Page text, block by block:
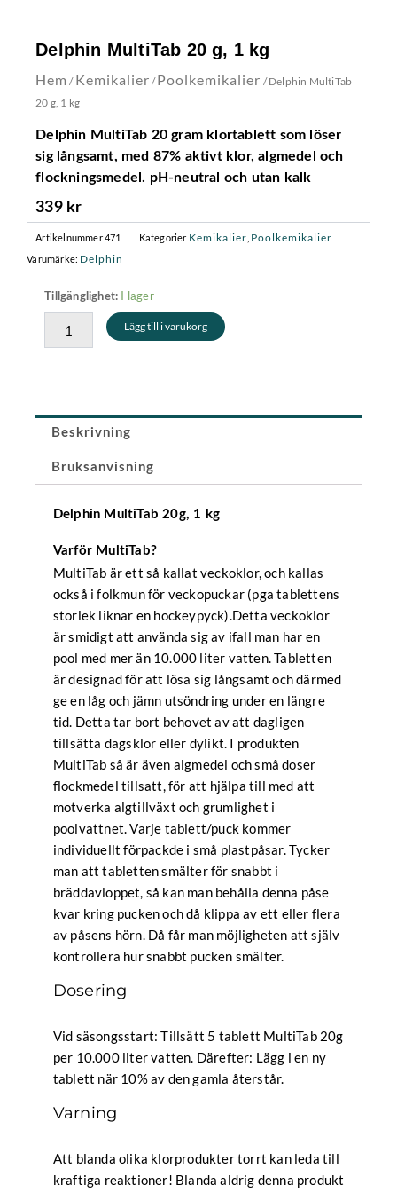
Delphin MultiTab 20 g, 1 kg
Hem / Kemikalier /Poolkemikalier / Delphin MultiTab
20 g, 1 kg
Delphin MultiTab 20 gram klortablett som löser
sig långsamt, med 87% aktivt klor, algmedel och
flockningsmedel. pH-neutral och utan kalk
339 kr
Artikelnummer471 Kategorier Kemikalier Poolkemikalier
Varumärke: Delphin
Tillgänglighet: I lager
Delphin
MultiTab
g,
Lägg till i varukorg
Beskrivning
Bruksanvisning
Delphin MultiTab 20g, 1 kg
Varför MultiTab?
MultiTab är ett så kallat veckoklor, och kallas
också i folkmun för veckopuckar (pga tablettens
storlek liknar en hockeypyck).Detta veckoklor
är smidigt att använda sig av ifall man har en
pool med mer än 10.000 liter vatten. Tabletten
är designad för att lösa sig långsamt och därmed
ge en låg och jämn utsöndring under en längre
tid. Detta tar bort behovet av att dagligen
tillsätta dagsklor eller dylikt. I produkten
MultiTab så är även algmedel och små doser
flockmedel tillsatt, för att hjälpa till med att
motverka algtillväxt och grumlighet i
poolvattnet. Varje tablett/puck kommer
individuellt förpackde i små plastpåsar. Tycker
man att tabletten smälter för snabbt i
bräddavloppet, så kan man behålla denna påse
kvar kring pucken och då klippa av ett eller flera
av påsens hörn. Då får man möjligheten att själv
kontrollera hur snabbt pucken smälter.
Dosering
Vid säsongsstart: Tillsätt 5 tablett MultiTab 20g
per 10.000 liter vatten. Därefter: Lägg i en ny
tablett när 10% av den gamla återstår.
Varning
Att blanda olika klorprodukter torrt kan leda till
kraftiga reaktioner! Blanda aldrig denna produkt